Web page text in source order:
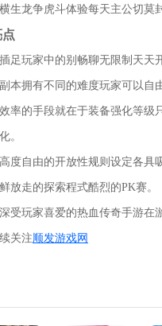
生龙争虎斗体验每天主公切莫
足玩家中的别畅聊无限制天天
本拥有不同的难度玩家可以自
率的手段就在于装备强化等
。
度自由的开放性规则设定各具
放走的探索程式酷烈的PK赛。
受玩家喜爱的热血传奇手游在
关注顺发游戏网